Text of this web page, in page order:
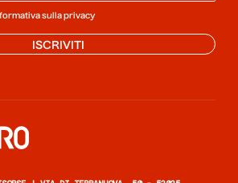
sulla privacy
ISCRIVITI